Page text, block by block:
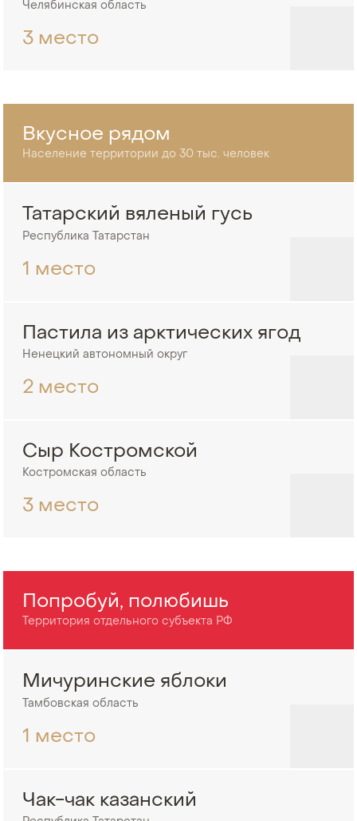
Челябинская область
3 место
Вкусное рядом
Население территории до 30 тыс. человек
Татарский вяленый гусь
Республика Татарстан
1 место
Пастила из арктических ягод
Ненецкий автономный округ
2 место
Сыр Костромской
Костромская область
3 место
Попробуй, полюбишь
Территория отдельного субъекта РФ
Мичуринские яблоки
Тамбовская область
1 место
Чак-чак казанский